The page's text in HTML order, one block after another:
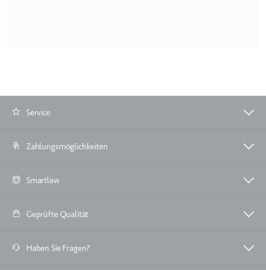
Service
Zahlungsmöglichkeiten
Smartlaw
Geprüfte Qualität
Haben Sie Fragen?